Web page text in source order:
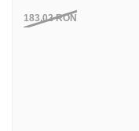
183,02RON